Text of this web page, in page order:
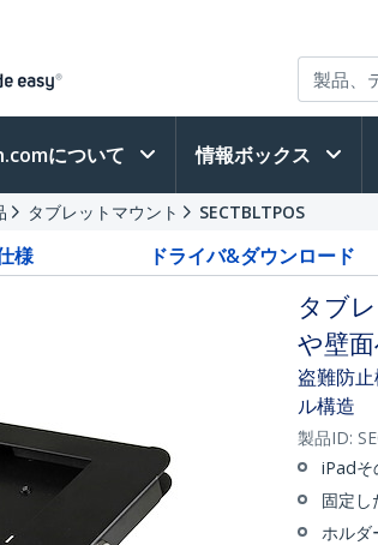
について 情報ボックス
タブレットマウント SECTBLTPOS
様 ドライバ&ダウンロード
タブ
や壁
盗難防
ル構造
製品ID:
iPadそ
固定し
ホルダ